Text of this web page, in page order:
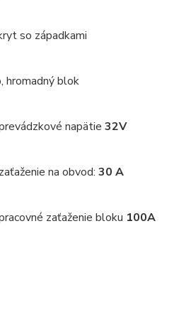
so západkami
hromadný blok
napätie 32V
na obvod: 30 A
zaťaženie bloku 100A